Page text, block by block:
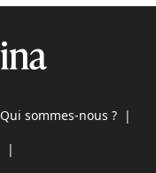
Qui sommes-nous ? |
|